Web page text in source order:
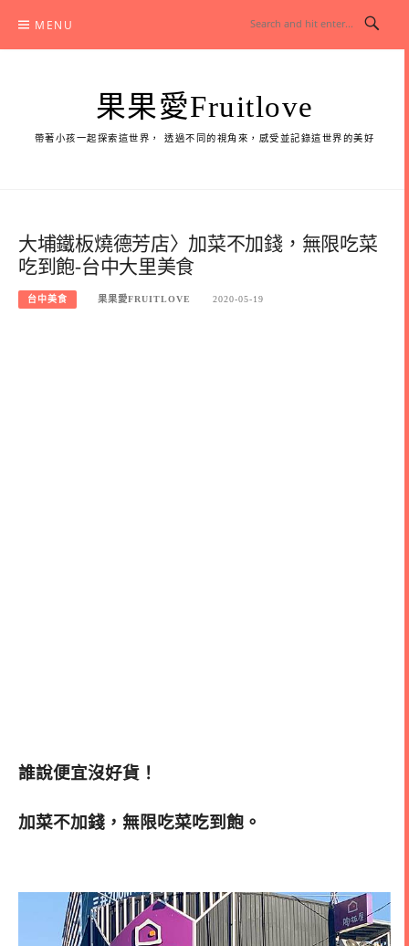
content
MENU
果果愛Fruitlove
帶著小孩一起探索這世界， 透過不同的視角來，感受並記錄這世界的美好
大埔鐵板燒德芳店〉加菜不加錢，無限吃菜
吃到飽-台中大里美食
台中美食 果果愛FRUITLOVE 2020-05-19
誰說便宜沒好貨！
加菜不加錢，無限吃菜吃到飽。